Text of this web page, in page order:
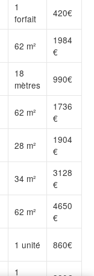
1
forfait
420€
62 m²
1984
€
18
mètres
990€
62 m²
1736
€
28 m²
1904
€
34 m²
3128
€
62 m²
4650
€
1 unité 860€
1